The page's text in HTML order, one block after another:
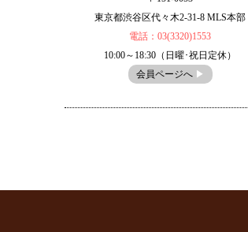
東京都渋谷区代々木2-31-8 MLS本部
電話：03(3320)1553
10:00～18:30（日曜･祝日定休）
会員ページへ ▶︎